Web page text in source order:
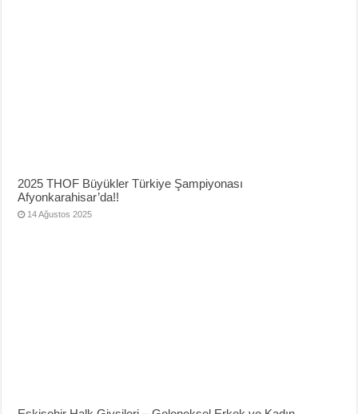
2025 THOF Büyükler Türkiye Şampiyonası
Afyonkarahisar’da!!
14 Ağustos 2025